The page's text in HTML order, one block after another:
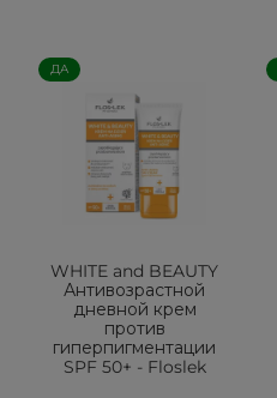
ДА
WHITE and BEAUTY
Антивозрастной
дневной крем
против
гиперпигментации
SPF 50+ - Floslek